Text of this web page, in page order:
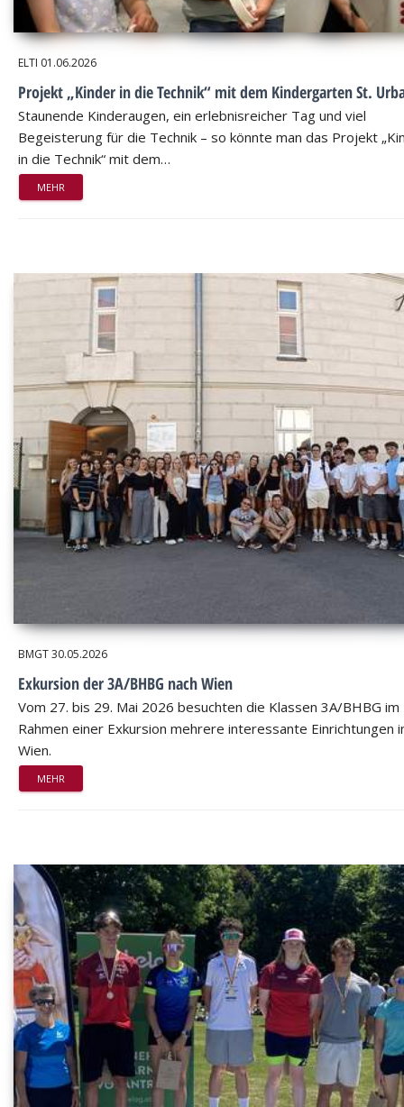
ELTI 01.06.2026
Projekt „Kinder in die Technik“ mit dem Kindergarten St.
Staunende Kinderaugen, ein erlebnisreicher Tag und viel
Begeisterung für die Technik – so könnte man das Projekt
in die Technik“ mit dem…
MEHR
BMGT30.05.2026
Exkursion der 3A/BHBG nach Wien
Vom 27. bis 29. Mai 2026 besuchten die Klassen 3A/BHBG im
Rahmen einer Exkursion mehrere interessante Einrichtungen
Wien.
MEHR